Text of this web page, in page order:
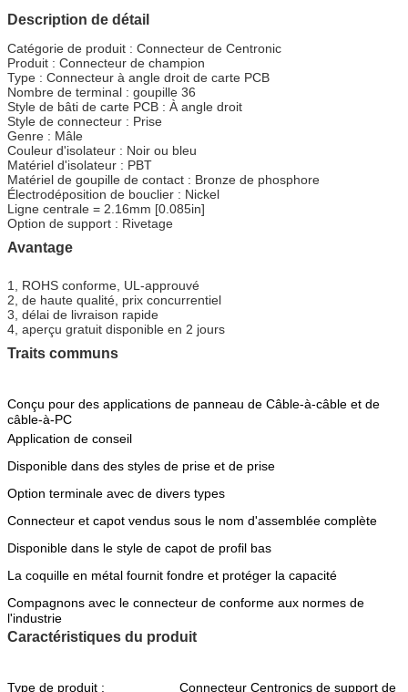
Description de détail
Catégorie de produit : Connecteur de Centronic
Produit : Connecteur de champion
Type : Connecteur à angle droit de carte PCB
Nombre de terminal : goupille 36
Style de bâti de carte PCB : À angle droit
Style de connecteur : Prise
Genre : Mâle
Couleur d'isolateur : Noir ou bleu
Matériel d'isolateur : PBT
Matériel de goupille de contact : Bronze de phosphore
Électrodéposition de bouclier : Nickel
Ligne centrale = 2.16mm [0.085in]
Option de support : Rivetage
Avantage
1, ROHS conforme, UL-approuvé
2, de haute qualité, prix concurrentiel
3, délai de livraison rapide
4, aperçu gratuit disponible en 2 jours
Traits communs
Conçu pour des applications de panneau de Câble-à-câble et de
câble-à-PC
Application de conseil
Disponible dans des styles de prise et de prise
Option terminale avec de divers types
Connecteur et capot vendus sous le nom d'assemblée complète
Disponible dans le style de capot de profil bas
La coquille en métal fournit fondre et protéger la capacité
Compagnons avec le connecteur de conforme aux normes de
l'industrie
Caractéristiques du produit
Type de produit :
Connecteur Centronics de support de